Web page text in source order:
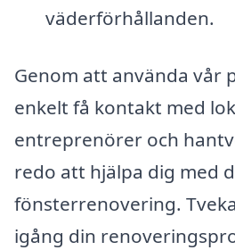
väderförhållanden.
Genom att använda vår
enkelt få kontakt med
entreprenörer och
redo att hjälpa dig med
fönsterrenovering.
igång din